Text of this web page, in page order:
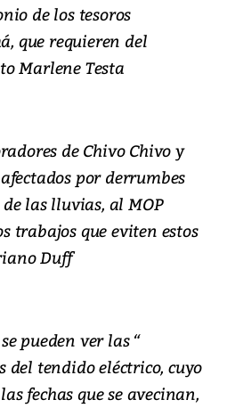
de los tesoros
que requieren del
Marlene Testa
de Chivo Chivo y
por derrumbes
las lluvias, al MOP
trabajos que eviten estos
Duff
pueden ver las “
del tendido eléctrico, cuyo
fechas que se avecinan,